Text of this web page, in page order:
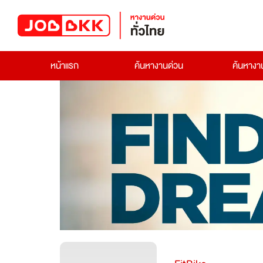
หน้าแรก ค้นหางานด่วน ค้นหาง